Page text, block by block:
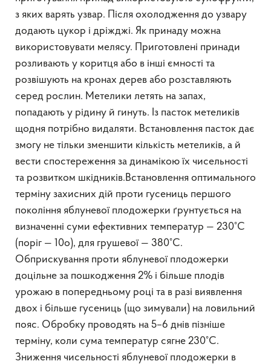
з яких варять узвар. Після охолодження до узвару
додають цукор і дріжджі. Як принаду можна
використовувати мелясу. Приготовлені принади
розливають у коритця або в інші ємності та
розвішують на кронах дерев або розставляють
серед рослин. Метелики летять на запах,
попадають у рідину й гинуть. Із пасток метеликів
щодня потрібно видаляти. Встановлення пасток дає
змогу не тільки зменшити кількість метеликів, а й
вести спостереження за динамікою їх чисельності
та розвитком шкідників.Встановлення оптимального
терміну захисних дій проти гусениць першого
покоління яблуневої плодожерки ґрунтується на
визначенні суми ефективних температур — 230°С
(поріг — 10о), для грушевої — 380°С.
Обприскування проти яблуневої плодожерки
доцільне за пошкодження 2% і більше плодів
урожаю в попередньому році та в разі виявлення
двох і більше гусениць (що зимували) на ловильний
пояс. Обробку проводять на 5–6 днів пізніше
терміну, коли сума температур сягне 230°С.
Зниження чисельності яблуневої плодожерки в